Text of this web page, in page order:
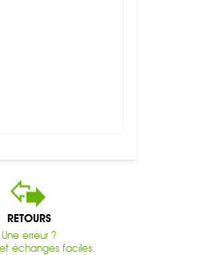
RETOURS
Une erreur ?
échanges faciles.